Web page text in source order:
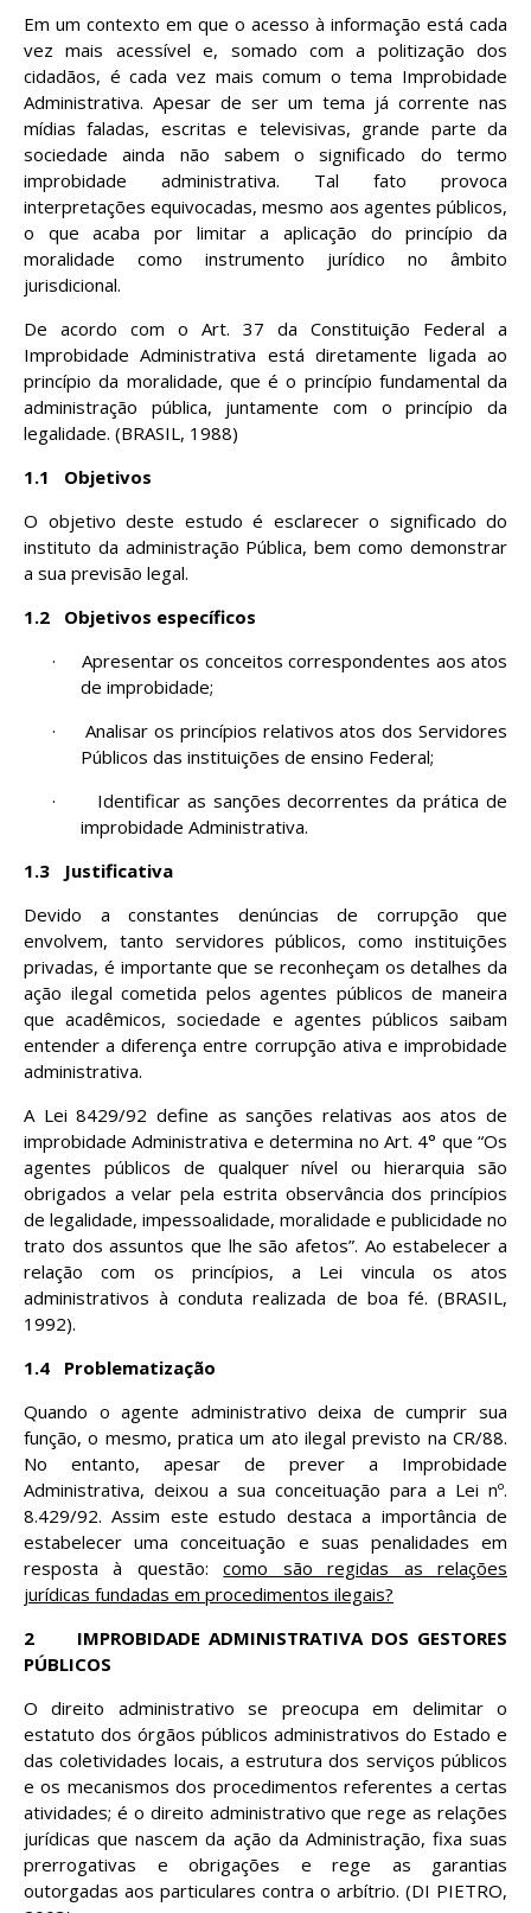
Em um contexto em que o acesso à informação está cada
vez mais acessível e, somado com a politização dos
cidadãos, é cada vez mais comum o tema Improbidade
Administrativa. Apesar de ser um tema já corrente nas
mídias faladas, escritas e televisivas, grande parte da
sociedade ainda não sabem o significado do termo
improbidade administrativa. Tal fato provoca
interpretações equivocadas, mesmo aos agentes públicos,
o que acaba por limitar a aplicação do princípio da
moralidade como instrumento jurídico no âmbito
jurisdicional.
De acordo com o Art. 37 da Constituição Federal a
Improbidade Administrativa está diretamente ligada ao
princípio da moralidade, que é o princípio fundamental da
administração pública, juntamente com o princípio da
legalidade. (BRASIL, 1988)
1.1
Objetivos
O objetivo deste estudo é esclarecer o significado do
instituto da administração Pública, bem como demonstrar
a sua previsão legal.
1.2
Objetivos específicos
·
Apresentar os conceitos correspondentes aos atos
de improbidade;
·
Analisar os princípios relativos atos dos Servidores
Públicos das instituições de ensino Federal;
·
Identificar as sanções decorrentes da prática de
improbidade Administrativa.
1.3
Justificativa
Devido a constantes denúncias de corrupção que
envolvem, tanto servidores públicos, como instituições
privadas, é importante que se reconheçam os detalhes da
ação ilegal cometida pelos agentes públicos de maneira
que acadêmicos, sociedade e agentes públicos saibam
entender a diferença entre corrupção ativa e improbidade
administrativa.
A Lei 8429/92 define as sanções relativas aos atos de
improbidade Administrativa e determina no Art. 4° que “Os
agentes públicos de qualquer nível ou hierarquia são
obrigados a velar pela estrita observância dos princípios
de legalidade, impessoalidade, moralidade e publicidade no
trato dos assuntos que lhe são afetos”. Ao estabelecer a
relação com os princípios, a Lei vincula os atos
administrativos à conduta realizada de boa fé. (BRASIL,
1992).
1.4
Problematização
Quando o agente administrativo deixa de cumprir sua
função, o mesmo, pratica um ato ilegal previsto na CR/88.
No entanto, apesar de prever a Improbidade
Administrativa, deixou a sua conceituação para a Lei nº.
8.429/92. Assim este estudo destaca a importância de
estabelecer uma conceituação e suas penalidades em
resposta à questão:como são regidas as relações
jurídicas fundadas em procedimentos ilegais?
2
IMPROBIDADE ADMINISTRATIVA DOS GESTORES
PÚBLICOS
O direito administrativo se preocupa em delimitar o
estatuto dos órgãos públicos administrativos do Estado e
das coletividades locais, a estrutura dos serviços públicos
e os mecanismos dos procedimentos referentes a certas
atividades; é o direito administrativo que rege as relações
jurídicas que nascem da ação da Administração, fixa suas
prerrogativas e obrigações e rege as garantias
outorgadas aos particulares contra o arbítrio. (DI PIETRO,